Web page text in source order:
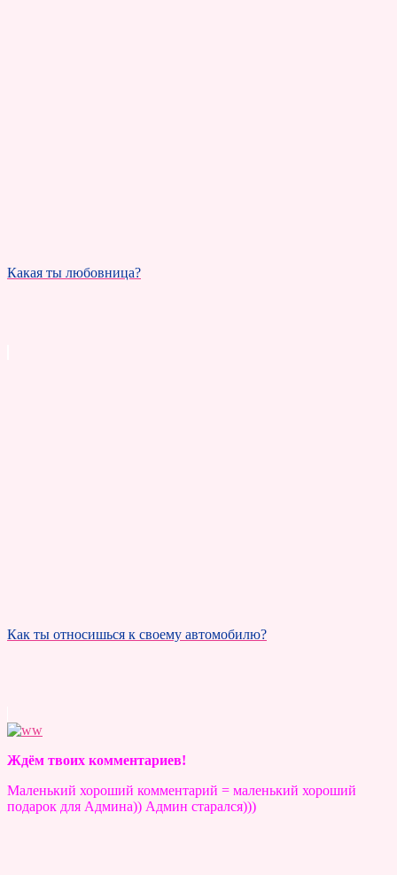
Какая ты любовница?
Как ты относишься к своему автомобилю?
Ждём твоих комментариев!
Маленький хороший комментарий = маленький хороший
подарок для Админа)) Админ старался)))